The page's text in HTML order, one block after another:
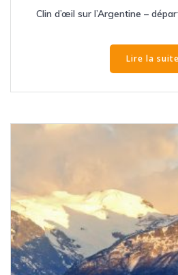
Clin d’œil sur l’Argentine –
Lire la suite